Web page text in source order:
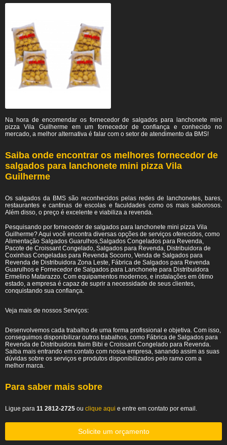
Na hora de encomendar os fornecedor de salgados para lanchonete mini
pizza Vila Guilherme em um fornecedor de confiança e conhecido no
mercado, a melhor alternativa é falar com o setor de atendimento da BMS!
Saiba onde encontrar os melhores fornecedor de
salgados para lanchonete mini pizza Vila
Guilherme
Os salgados da BMS são reconhecidos pelas redes de lanchonetes, bares,
restaurantes e cantinas de escolas e faculdades como os mais saborosos.
Além disso, o preço é excelente e viabiliza a revenda.
Pesquisando por fornecedor de salgados para lanchonete mini pizza Vila
Guilherme? Aqui você encontra diversas opções de serviços oferecidos, como
Alimentação Salgados Guarulhos,Salgados Congelados para Revenda,
Pacote de Croissant Congelado, Salgados para Revenda, Distribuidora de
Coxinhas Congeladas para Revenda Socorro, Venda de Salgados para
Revenda de Distribuidora Zona Leste, Fábrica de Salgados para Revenda
Guarulhos e Fornecedor de Salgados para Lanchonete para Distribuidora
Ermelino Matarazzo. Com equipamentos modernos, e instalações em ótimo
estado, a empresa é capaz de suprir a necessidade de seus clientes,
conquistando sua confiança.
Veja mais de nossos Serviços:
Desenvolvemos cada trabalho de uma forma profissional e objetiva. Com isso,
conseguimos disponibilizar outros trabalhos, como Fábrica de Salgados para
Revenda de Distribuidora Itaim Bibi e Croissant Congelado para Revenda.
Saiba mais entrando em contato com nossa empresa, sanando assim as suas
dúvidas sobre os serviços e produtos disponibilizados pelo ramo com a
melhor marca.
Para saber mais sobre
Ligue para 11 2812-2725 ou clique aqui e entre em contato por email.
Solicite um orçamento